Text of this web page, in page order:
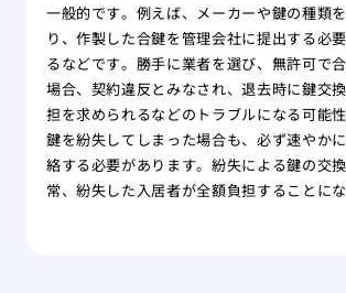
一般的です。例えば、メーカーや鍵の種類
り、作製した合鍵を管理会社に提出する必
るなどです。勝手に業者を選び、無許可で
場合、契約違反とみなされ、退去時に鍵交
担を求められるなどのトラブルになる可能性
鍵を紛失してしまった場合も、必ず速やか
絡する必要があります。紛失による鍵の交
常、紛失した入居者が全額負担することにな